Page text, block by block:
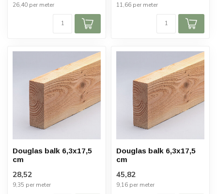
26,40 per meter 11,66 per meter
Douglas balk 6,3x17,5
cm
28,52
9,35 per meter
Douglas balk 6,3x17,5
cm
45,82
9,16 per meter